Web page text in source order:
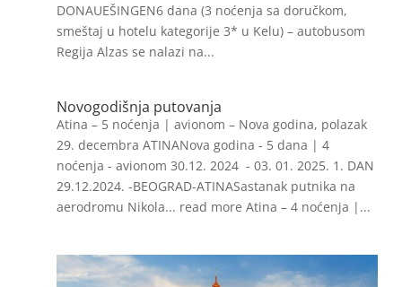
DONAUEŠINGEN6 dana (3 noćenja sa doručkom,
smeštaj u hotelu kategorije 3* u Kelu) – autobusom
Regija Alzas se nalazi na...
Novogodišnja putovanja
Atina – 5 noćenja | avionom – Nova godina, polazak
29. decembra ATINANova godina - 5 dana | 4
noćenja - avionom 30.12. 2024 - 03. 01. 2025. 1. DAN
29.12.2024. -BEOGRAD-ATINASastanak putnika na
aerodromu Nikola... read more Atina – 4 noćenja |...